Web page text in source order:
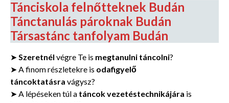
Tánciskola felnőtteknek Budán
Tánctanulás pároknak Budán
Társastánc tanfolyam Budán
➤Szeretnél végre Te is megtanulni táncolni?
➤ A finom részletekre is odafigyelő
táncoktatásra vágysz?
➤ A lépéseken túl a táncok vezetéstechnikájára is